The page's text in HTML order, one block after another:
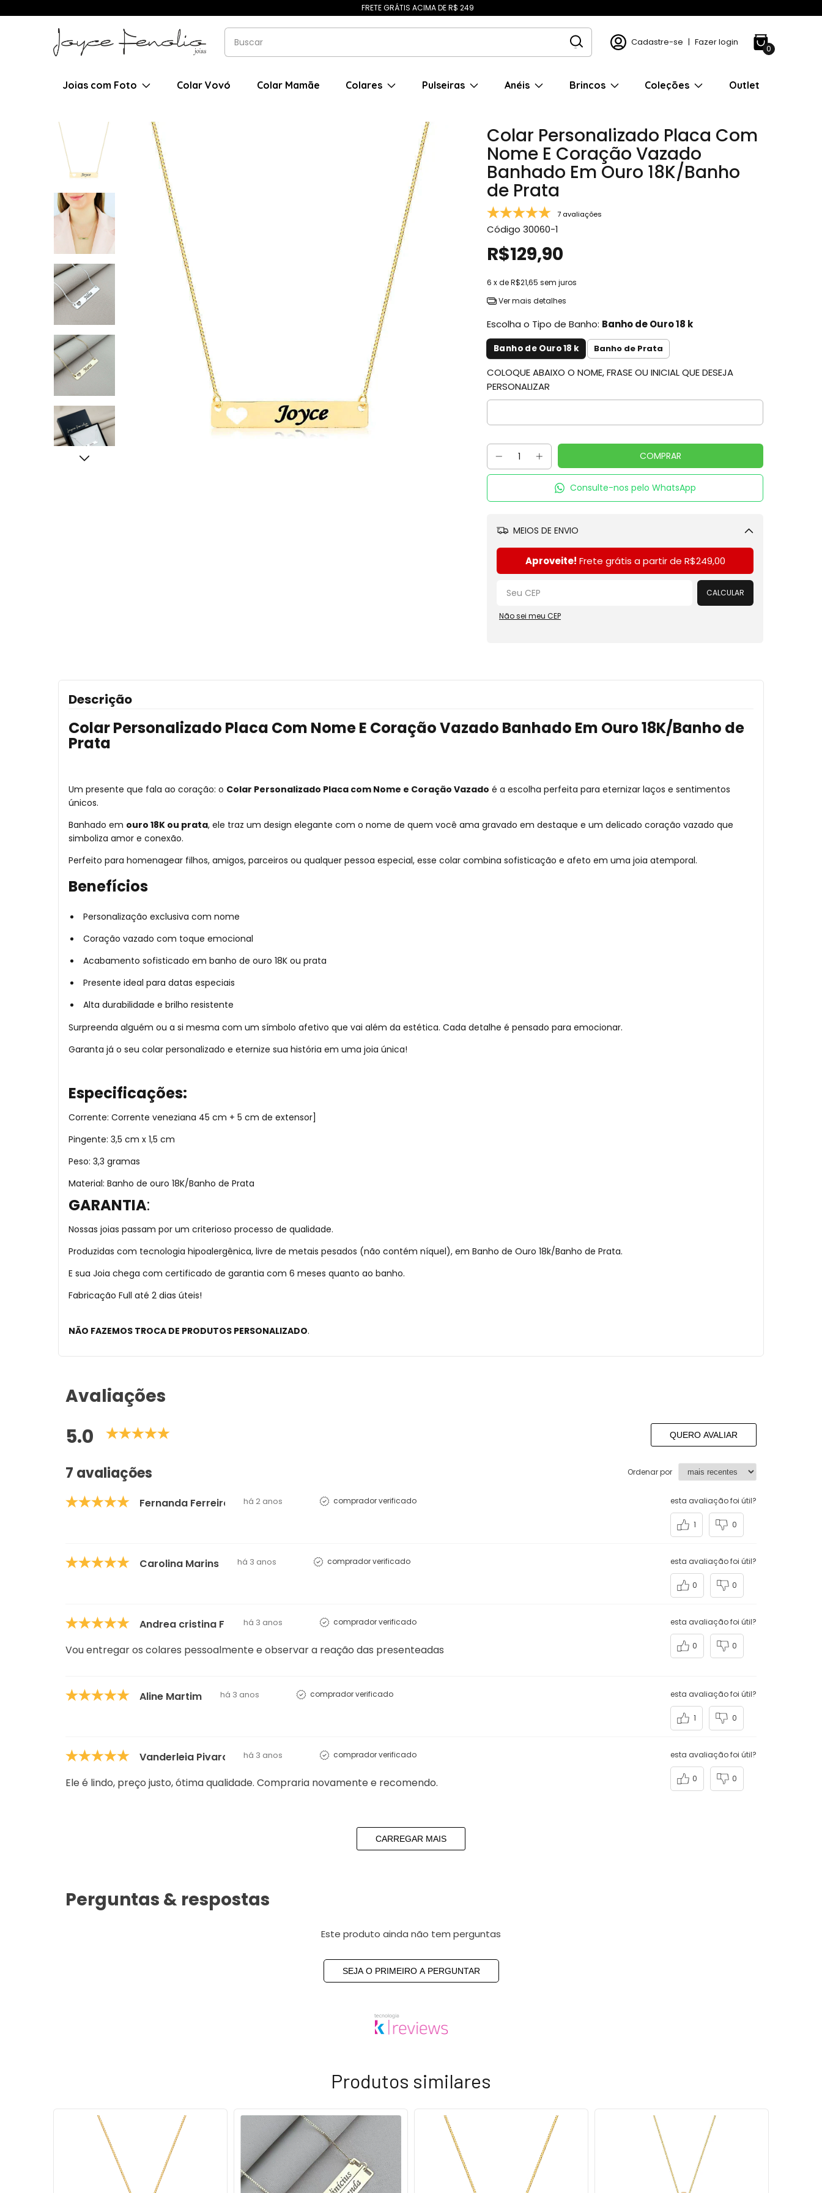
FRETE GRÁTIS ACIMA DE R$ 249
Cadastre-se | Fazer login
0
Joias com Foto Colar Vovó Colar Mamãe Colares Pulseiras Anéis Brincos Coleções Outlet
Colar Personalizado Placa Com
Nome E Coração Vazado
Banhado Em Ouro 18K/Banho
de Prata
7 avaliações
Código 30060-1
R$129,90
6 x deR$21,65 sem juros
Ver mais detalhes
Escolha o Tipo de Banho: Banho de Ouro 18 k
Banho de Ouro 18 k Banho de Prata
COLOQUE ABAIXO O NOME, FRASE OU INICIAL QUE DESEJA
PERSONALIZAR
Consulte-nos pelo WhatsApp
MEIOS DE ENVIO
Aproveite! Frete grátis a partir de R$249,00
CALCULAR
Não sei meu CEP
Descrição
Colar Personalizado Placa Com Nome E Coração Vazado Banhado Em Ouro 18K/Banho de
Prata
Um presente que fala ao coração: o Colar Personalizado Placa com Nome e Coração Vazado é a escolha perfeita para eternizar laços e sentimentos
únicos.
Banhado em ouro 18K ou prata, ele traz um design elegante com o nome de quem você ama gravado em destaque e um delicado coração vazado que
simboliza amor e conexão.
Perfeito para homenagear filhos, amigos, parceiros ou qualquer pessoa especial, esse colar combina sofisticação e afeto em uma joia atemporal.
Benefícios
Personalização exclusiva com nome
Coração vazado com toque emocional
Acabamento sofisticado em banho de ouro 18K ou prata
Presente ideal para datas especiais
Alta durabilidade e brilho resistente
Surpreenda alguém ou a si mesma com um símbolo afetivo que vai além da estética. Cada detalhe é pensado para emocionar.
Garanta já o seu colar personalizado e eternize sua história em uma joia única!
Especificações:
Corrente: Corrente veneziana 45 cm + 5 cm de extensor]
Pingente: 3,5 cm x 1,5 cm
Peso: 3,3 gramas
Material: Banho de ouro 18K/Banho de Prata
GARANTIA:
Nossas joias passam por um criterioso processo de qualidade.
Produzidas com tecnologia hipoalergênica, livre de metais pesados (não contém níquel), em Banho de Ouro 18k/Banho de Prata.
E sua Joia chega com certificado de garantia com 6 meses quanto ao banho.
Fabricação Full até 2 dias úteis!
NÃO FAZEMOS TROCA DE PRODUTOS PERSONALIZADO.
Avaliações
5.0 QUERO AVALIAR
7 avaliações Ordenar por
Fernanda Ferreira há 2 anos comprador verificado esta avaliação foi útil?
1 0
Carolina Marins há 3 anos comprador verificado esta avaliação foi útil?
0 0
Andrea cristina Fonsecahá 3 anos comprador verificado
Vou entregar os colares pessoalmente e observar a reação das presenteadas
esta avaliação foi útil?
0 0
Aline Martim há 3 anos comprador verificado esta avaliação foi útil?
1 0
Vanderleia Pivaro há 3 anos comprador verificado
Ele é lindo, preço justo, ótima qualidade. Compraria novamente e recomendo.
esta avaliação foi útil?
0 0
CARREGAR MAIS
Perguntas & respostas
Este produto ainda não tem perguntas
SEJA O PRIMEIRO A PERGUNTAR
Produtos similares